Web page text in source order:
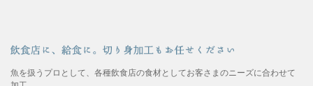
魚を扱うプロとして、各種飲食店の食材としてお客さまのニーズに合わせて